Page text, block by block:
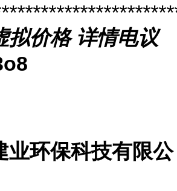
拟价格详情电议
业环保科技有限公